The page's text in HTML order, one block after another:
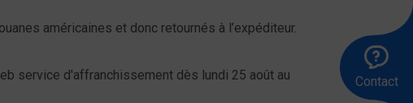
Contact83
américaines et donc retournés à l’expéditeur.
service d'affranchissement dès lundi 25 août au